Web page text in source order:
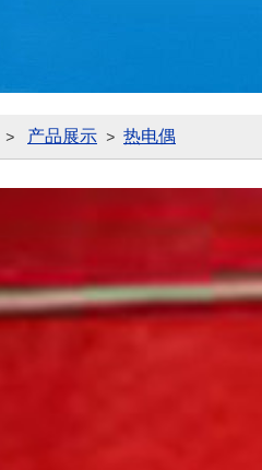
> 产品展示 > 热电偶